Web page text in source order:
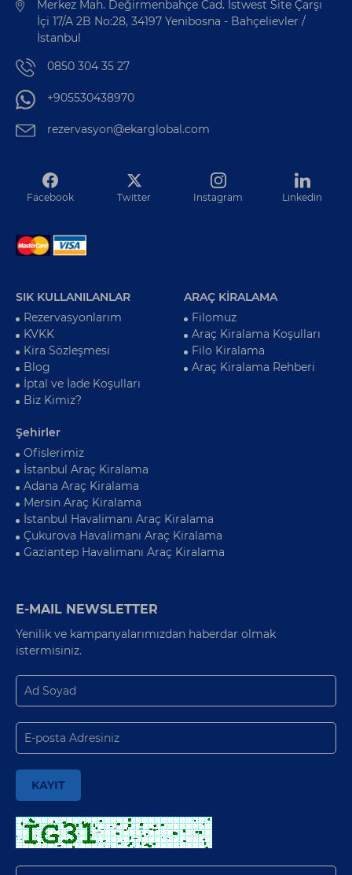
Merkez Mah. Değirmenbahçe Cad. İstwest Site Çarşı
İçi 17/A 2B No:28, 34197 Yenibosna - Bahçelievler /
İstanbul
0850 304 35 27
+905530438970
rezervasyon@ekarglobal.com
Facebook Twitter Instagram Linkedin
SIK KULLANILANLAR
Rezervasyonlarım
KVKK
Kira Sözleşmesi
Blog
İptal ve İade Koşulları
Biz Kimiz?
ARAÇ KİRALAMA
Filomuz
Araç Kiralama Koşulları
Filo Kiralama
Araç Kiralama Rehberi
Şehirler
Ofislerimiz
İstanbul Araç Kiralama
Adana Araç Kiralama
Mersin Araç Kiralama
İstanbul Havalimanı Araç Kiralama
Çukurova Havalimanı Araç Kiralama
Gaziantep Havalimanı Araç Kiralama
E-MAIL NEWSLETTER
Yenilik ve kampanyalarımızdan haberdar olmak
istermisiniz.
KAYIT